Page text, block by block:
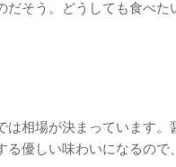
そう。どうしても食べた
は相場が決まっています
る優しい味わいになるので